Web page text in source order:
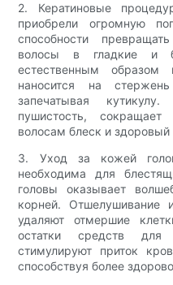
2. Кератиновые
приобрели огромную
способности
волосы в гладкие и
естественным образом
наносится на
запечатывая
пушистость,
волосам блеск и здоровый
3. Уход за кожей
необходима для
головы оказывает
корней. Отшелушивание
удаляют отмершие
остатки средств
стимулируют приток
способствуя более